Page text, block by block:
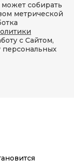
может собирать
метрической
с Сайтом,
персональных